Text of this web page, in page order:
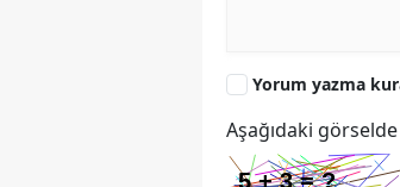
Yorum yazma
Aşağıdaki